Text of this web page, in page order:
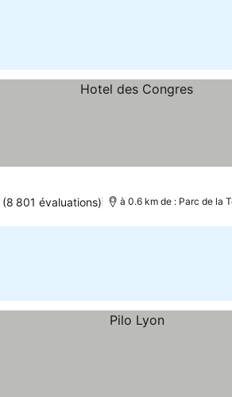
(8 801 évaluations) à 0.6 km de : Parc de la